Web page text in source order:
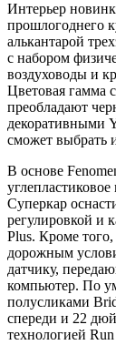
Интерьер
прошлогоднего
алькантарой
с набором
воздуховоды и
Цветовая гамма
преобладают
декоративными
сможет выбрать
В основе
Суперкар
регулировкой и
Plus. Кроме
дорожным
датчику,
компьютер. По
полусликами
спереди и 22
технологией